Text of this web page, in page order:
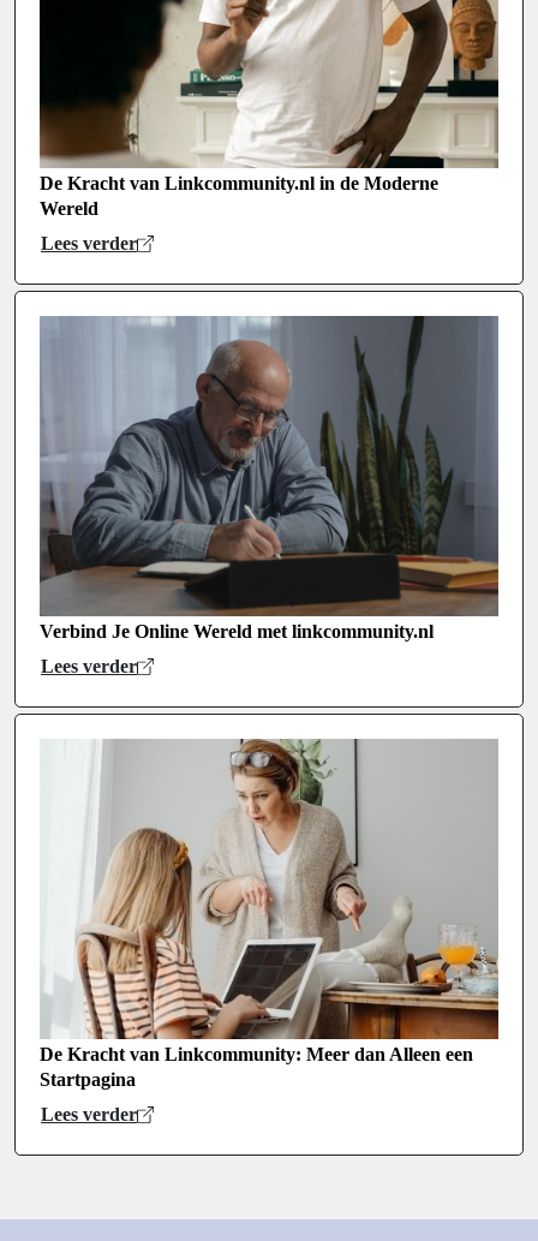
De Kracht van Linkcommunity.nl in de Moderne
Wereld
Lees verder
Verbind Je Online Wereld met linkcommunity.nl
Lees verder
De Kracht van Linkcommunity: Meer dan Alleen een
Startpagina
Lees verder